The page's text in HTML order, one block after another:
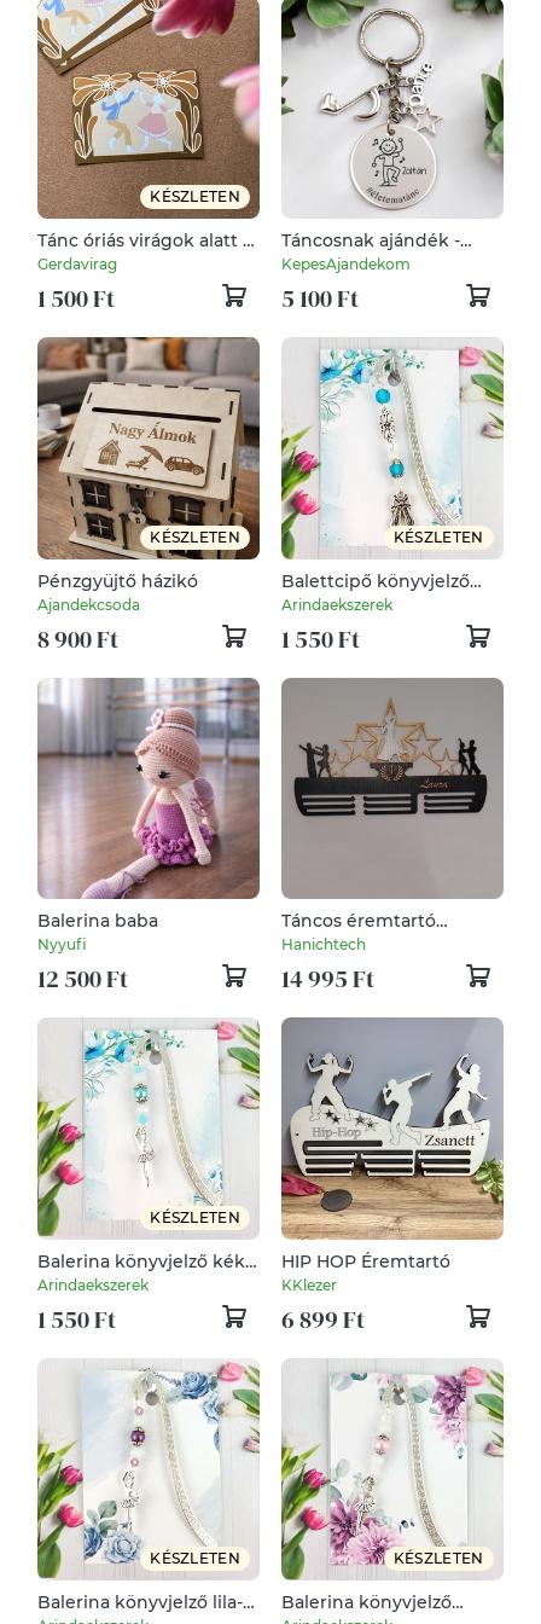
KÉSZLETEN
Tánc óriás virágok alatt -
képeslap, print
Gerdavirag
1 500 Ft
Táncosnak ajándék -
táncos kulcstartó
grafikával, egyedi névvel,
felirattal
KepesAjandekom
5 100 Ft
KÉSZLETEN
Pénzgyüjtő házikó
Ajandekcsoda
8 900 Ft
KÉSZLETEN
Balettcipő könyvjelző
kék-fehér gyöngyökkel –
táncosoknak, balett
Arindaekszerek
1 550 Ft
Balerina baba
Nyyufi
12 500 Ft
Táncos éremtartó
falidekoráció –
Nagyméretű, 3D hatású,
névre szóló
Hanichtech
14 995 Ft
KÉSZLETEN
Balerina könyvjelző kék-
fehér gyöngyökkel –
táncosoknak, balett
Arindaekszerek
1 550 Ft
HIP HOP Éremtartó
KKlezer
6 899 Ft
KÉSZLETEN
Balerina könyvjelző lila-
KÉSZLETEN
Balerina könyvjelző